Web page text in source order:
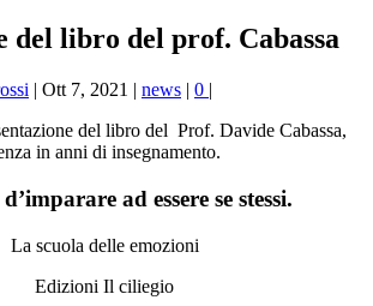
del libro del prof. Cabassa
| Ott 7, 2021 | news | 0 |
del libro del Prof. Davide Cabassa,
in anni di insegnamento.
ad essere se stessi.
La scuola delle emozioni
Edizioni Il ciliegio